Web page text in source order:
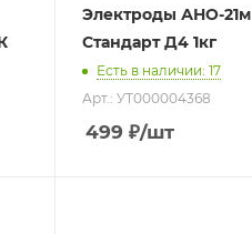
Электроды АНО-21м
Стандарт Д4 1кг
Есть в наличии: 17
Арт.: УТ000004368
499 ₽/шт